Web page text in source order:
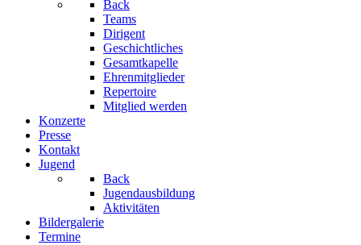
Back
Teams
Dirigent
Geschichtliches
Gesamtkapelle
Ehrenmitglieder
Repertoire
Mitglied werden
Konzerte
Presse
Kontakt
Jugend
Back
Jugendausbildung
Aktivitäten
Bildergalerie
Termine